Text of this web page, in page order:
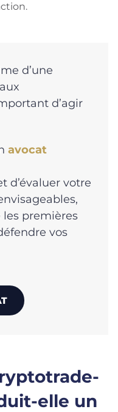
d’une
d’agir
avocat
d’évaluer votre
premières
vos
elle un